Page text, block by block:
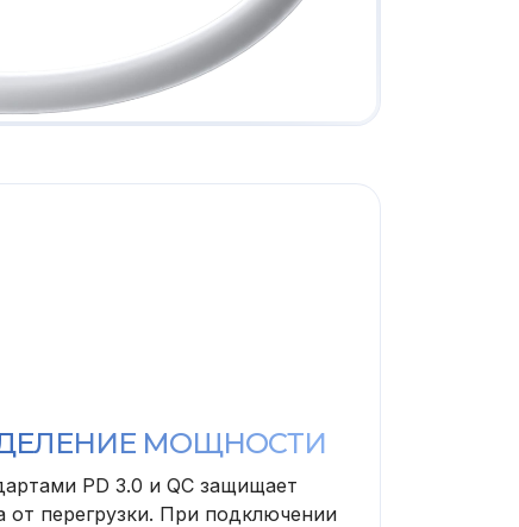
МОЩНОСТИ
PD 3.0 и QC защищает
перегрузки. При подключении